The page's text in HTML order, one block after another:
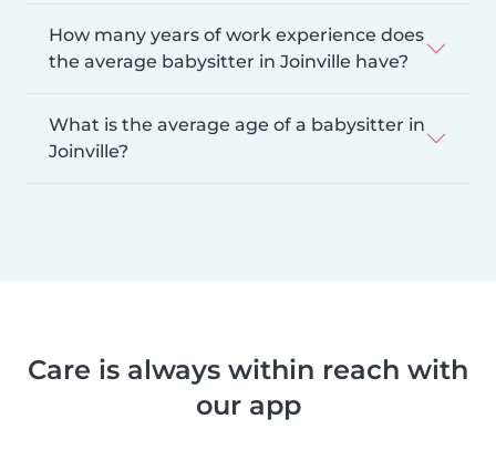
How many years of work experience does
the average babysitter in Joinville have?
What is the average age of a babysitter in
Joinville?
Care is always within reach with
our app